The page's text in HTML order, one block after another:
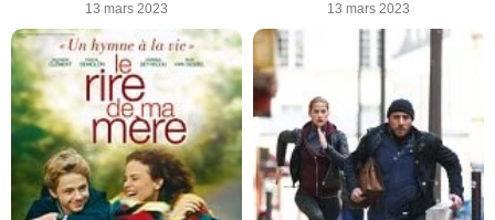
13 mars 2023 13 mars 2023